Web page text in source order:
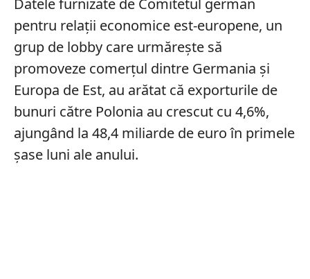
pentru relații economice est-europene, un
grup de lobby care urmărește să
promoveze comerțul dintre Germania și
Europa de Est, au arătat că exporturile de
bunuri către Polonia au crescut cu 4,6%,
ajungând la 48,4 miliarde de euro în primele
șase luni ale anului.